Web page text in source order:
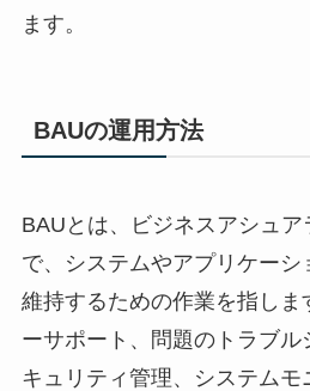
ます。
BAUの運用方法
BAUとは、ビジネスアシュ
で、システムやアプリケーシ
維持するための作業を指しま
ーサポート、問題のトラブル
キュリティ管理、システムモ